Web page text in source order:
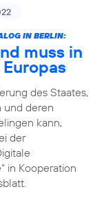
IN BERLIN:
muss in
des Staates,
und deren
kann,
der
in Kooperation